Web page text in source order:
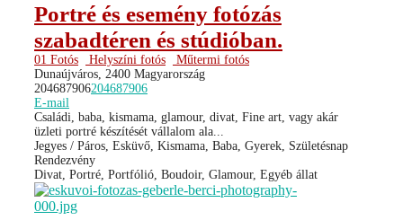
Portré és esemény fotózás
szabadtéren és stúdióban.
01 Fotós Helyszíni fotós
Műtermi fotós
Dunaújváros, 2400 Magyarország
204687906204687906
E-mail
Családi, baba, kismama, glamour, divat, Fine art, vagy akár
üzleti portré készítését vállalom ala...
Jegyes / Páros, Esküvő, Kismama, Baba, Gyerek, Születésnap
Rendezvény
Divat, Portré, Portfólió, Boudoir, Glamour, Egyéb állat